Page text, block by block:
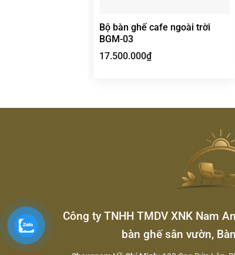
Bộ bàn ghế cafe ngoài trời
BGM-03
17.500.000₫
Công ty TNHH TMDV XNK Nam
bàn ghế sân vườn,